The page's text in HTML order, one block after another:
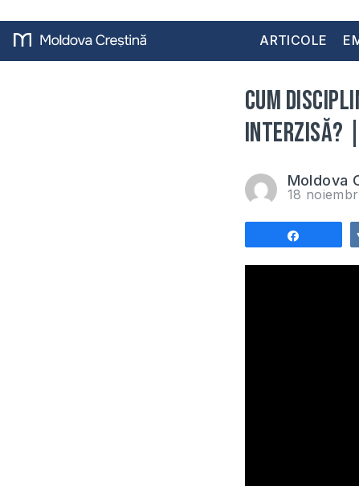
ARTICOLE
Cum
interzisă?
Moldova
18